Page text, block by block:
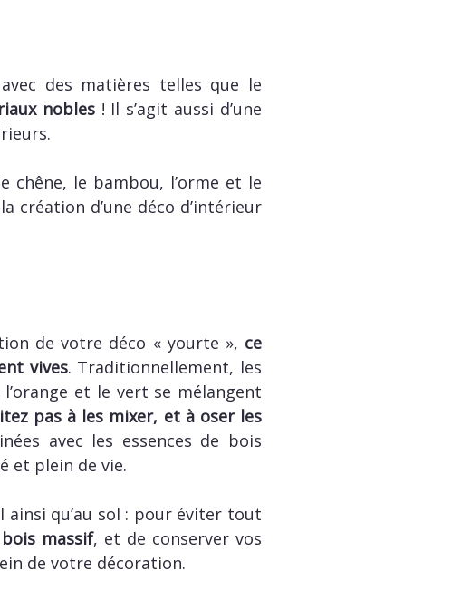
des matières telles que le
nobles! Il s’agit aussi d’une
chêne, le bambou, l’orme et le
création d’une déco d’intérieur
de votre déco « yourte », ce
vives. Traditionnellement, les
et le vert se mélangent
pas à les mixer, et à oser les
avec les essences de bois
et plein de vie.
ainsi qu’au sol : pour éviter tout
massif, et de conserver vos
de votre décoration.